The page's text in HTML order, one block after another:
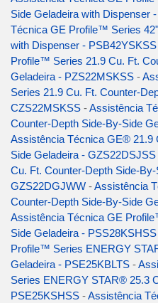
Side Geladeira with Dispenser
Técnica GE Profile™ Series
with Dispenser - PSB42YSKSS
Profile™ Series 21.9 Cu. Ft.
Geladeira - PZS22MSKSS -
Series 21.9 Cu. Ft. Counter-
CZS22MSKSS -Assistência
Counter-Depth Side-By-Side
Assistência Técnica GE® 21.9
Side Geladeira - GZS22DSJSS
Cu. Ft. Counter-Depth Side-
GZS22DGJWW -Assistência
Counter-Depth Side-By-Side
Assistência Técnica GE
Side Geladeira - PSS28KSHSS
Profile™ Series ENERGY
Geladeira - PSE25KBLTS -
Series ENERGY STAR® 25.3
PSE25KSHSS -Assistência